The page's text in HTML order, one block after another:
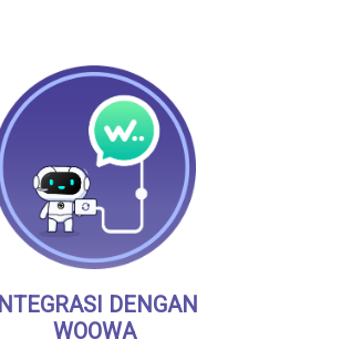
INTEGRASI DENGAN
WOOWA